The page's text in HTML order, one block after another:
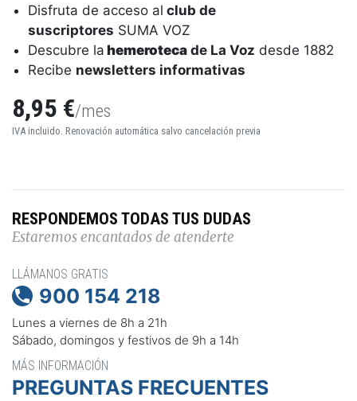
Disfruta de acceso al club de
suscriptores SUMA VOZ
Descubre la hemeroteca de La Voz desde 1882
Recibe newsletters informativas
8,95 €/mes
IVA incluido. Renovación automática salvo cancelación previa
RESPONDEMOS TODAS TUS DUDAS
Estaremos encantados de atenderte
LLÁMANOS GRATIS
 900 154 218
Lunes a viernes de 8h a 21h
Sábado, domingos y festivos de 9h a 14h
MÁS INFORMACIÓN
PREGUNTAS FRECUENTES